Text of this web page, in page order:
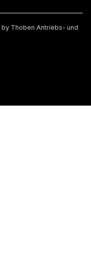
by Thoben Antriebs- und